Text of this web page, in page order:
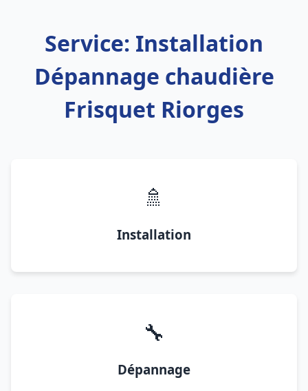
Service: Installation
Dépannage chaudière
Frisquet Riorges
🚿
Installation
🔧
Dépannage